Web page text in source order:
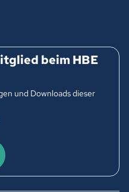
beim HBE
und Downloads dieser